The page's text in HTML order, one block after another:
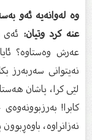
وە لەوانەیە ئەو
عنه كرد وتیان:ئەی
عەرش وەستاوە؟
نەیتوانی سەربەرز
لێی كرا، پاشان
كابرا!
نەزانراوە،